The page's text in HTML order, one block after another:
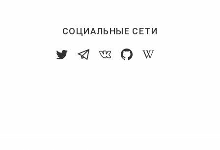
СОЦИАЛЬНЫЕ СЕТИ